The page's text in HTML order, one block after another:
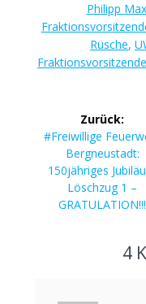
Philipp
Rüsche,
Zurück:
Vorheriger
Beitrag:
#Freiwillige
Bergneustadt:
150jähriges
Löschzug 1 –
GRATULATION!!!
4